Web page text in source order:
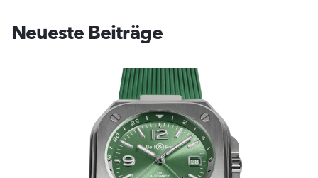
Neueste Beiträge